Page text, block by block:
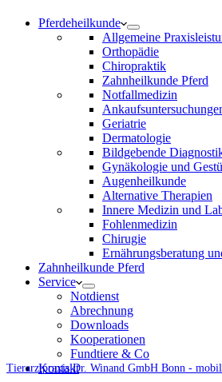
Pferdeheilkunde
Allgemeine
Orthopädie
Chiropraktik
Zahnheilkunde Pferd
Notfallmedizin
Geriatrie
Dermatologie
Bildgebende
Gynäkologie und
Augenheilkunde
Alternative Therapien
Innere Medizin und
Fohlenmedizin
Chirugie
Ernährungsberatung
Zahnheilkunde Pferd
Service
Notdienst
Abrechnung
Downloads
Kooperationen
Fundtiere & Co
Kontakt
Tierarztpraxis Dr. Winand GmbH Bonn -